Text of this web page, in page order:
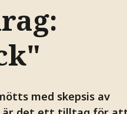
med skepsis av